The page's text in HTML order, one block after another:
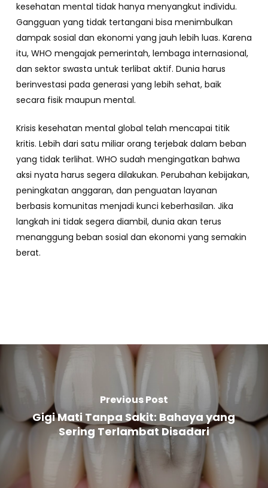
kesehatan mental tidak hanya menyangkut individu.
Gangguan yang tidak tertangani bisa menimbulkan
dampak sosial dan ekonomi yang jauh lebih luas. Karena
itu, WHO mengajak pemerintah, lembaga internasional,
dan sektor swasta untuk terlibat aktif. Dunia harus
berinvestasi pada generasi yang lebih sehat, baik
secara fisik maupun mental.
Krisis kesehatan mental global telah mencapai titik
kritis. Lebih dari satu miliar orang terjebak dalam beban
yang tidak terlihat. WHO sudah mengingatkan bahwa
aksi nyata harus segera dilakukan. Perubahan kebijakan,
peningkatan anggaran, dan penguatan layanan
berbasis komunitas menjadi kunci keberhasilan. Jika
langkah ini tidak segera diambil, dunia akan terus
menanggung beban sosial dan ekonomi yang semakin
berat.
Previous Post
Gigi Mati Tanpa Sakit: Bahaya yang
Sering Terlambat Disadari